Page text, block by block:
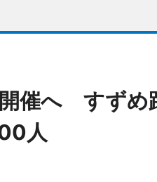
催へ すずめ
人